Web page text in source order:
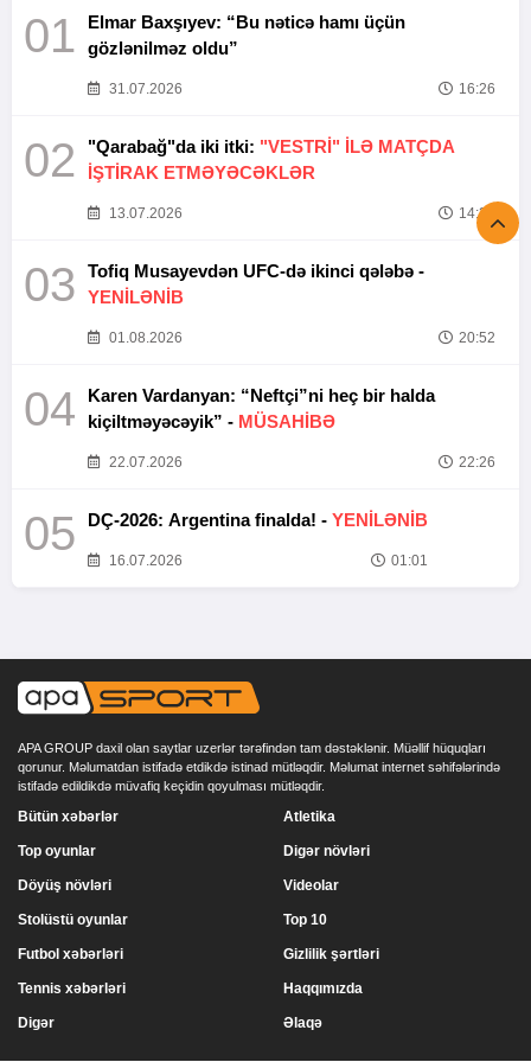
01
Elmar Baxşıyev: “Bu nəticə hamı üçün
gözlənilməz oldu”
31.07.2026 16:26
02 "Qarabağ"da iki itki: "VESTRİ" İLƏ MATÇDA
İŞTİRAK ETMƏYƏCƏKLƏR
13.07.2026 14:37
03
Tofiq Musayevdən UFC-də ikinci qələbə -
YENİLƏNİB
01.08.2026 20:52
04
Karen Vardanyan: “Neftçi”ni heç bir halda
kiçiltməyəcəyik” - MÜSAHİBƏ
22.07.2026 22:26
05 DÇ-2026: Argentina finalda! - YENİLƏNİB
16.07.2026 01:01
APA GROUP daxil olan saytlar uzerlər tərəfindən tam dəstəklənir. Müəllif hüquqları
qorunur. Məlumatdan istifadə etdikdə istinad mütləqdir. Məlumat internet səhifələrində
istifadə edildikdə müvafiq keçidin qoyulması mütləqdir.
Bütün xəbərlər
Top oyunlar
Döyüş növləri
Stolüstü oyunlar
Atletika
Digər növləri
Videolar
Top 10
Futbol xəbərləri
Tennis xəbərləri
Digər
Gizlilik şərtləri
Haqqımızda
Əlaqə